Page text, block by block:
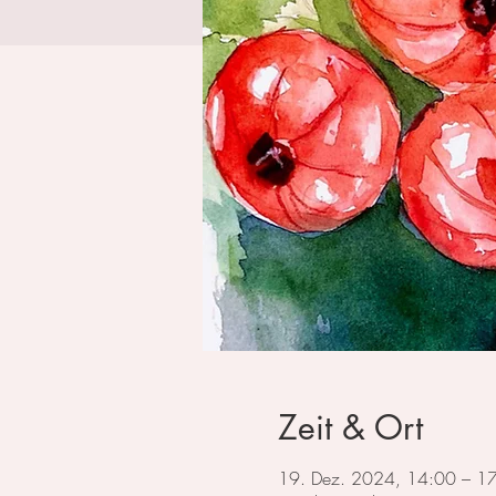
Zeit & Ort
19. Dez. 2024, 14:00 –